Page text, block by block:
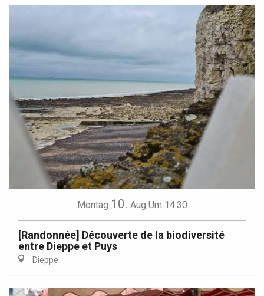
Montag 10. Aug Um 14:30
[Randonnée] Découverte de la biodiversité
entre Dieppe et Puys
Dieppe